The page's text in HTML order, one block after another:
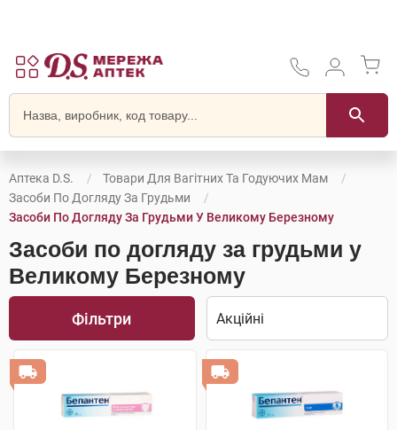
Аптека D.S.
Товари Для Вагітних Та Годуючих Мам
Засоби По Догляду За Грудьми
Засоби По Догляду За Грудьми У Великому Березному
Засоби по догляду за грудьми у
Великому Березному
Фільтри